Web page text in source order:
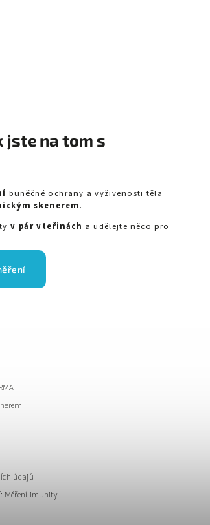
jste na tom s
buněčné ochrany a vyživenosti těla
skenerem.
v pár vteřinách a udělejte něco pro
údajů
Měření imunity